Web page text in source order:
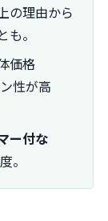
の理由から
。
価格
性が高
ー付な
。